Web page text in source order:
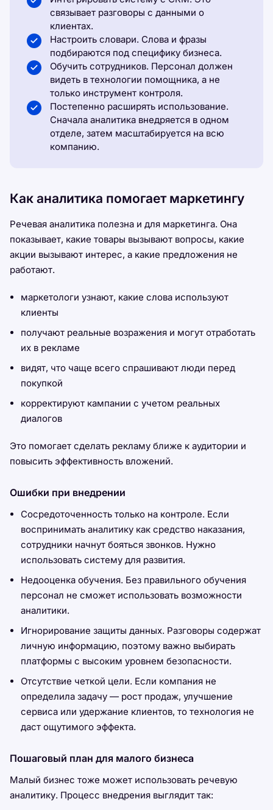
связывает разговоры с данными о
клиентах.
Настроить словари. Слова и фразы
подбираются под специфику бизнеса.
Обучить сотрудников. Персонал должен
видеть в технологии помощника, а не
только инструмент контроля.
Постепенно расширять использование.
Сначала аналитика внедряется в одном
отделе, затем масштабируется на всю
компанию.
Как аналитика помогает маркетингу
Речевая аналитика полезна и для маркетинга. Она
показывает, какие товары вызывают вопросы, какие
акции вызывают интерес, а какие предложения не
работают.
маркетологи узнают, какие слова используют
клиенты
получают реальные возражения и могут отработать
их в рекламе
видят, что чаще всего спрашивают люди перед
покупкой
корректируют кампании с учетом реальных
диалогов
Это помогает сделать рекламу ближе к аудитории и
повысить эффективность вложений.
Ошибки при внедрении
Сосредоточенность только на контроле. Если
воспринимать аналитику как средство наказания,
сотрудники начнут бояться звонков. Нужно
использовать систему для развития.
Недооценка обучения. Без правильного обучения
персонал не сможет использовать возможности
аналитики.
Игнорирование защиты данных. Разговоры содержат
личную информацию, поэтому важно выбирать
платформы с высоким уровнем безопасности.
Отсутствие четкой цели. Если компания не
определила задачу — рост продаж, улучшение
сервиса или удержание клиентов, то технология не
даст ощутимого эффекта.
Пошаговый план для малого бизнеса
Малый бизнес тоже может использовать речевую
аналитику. Процесс внедрения выглядит так: